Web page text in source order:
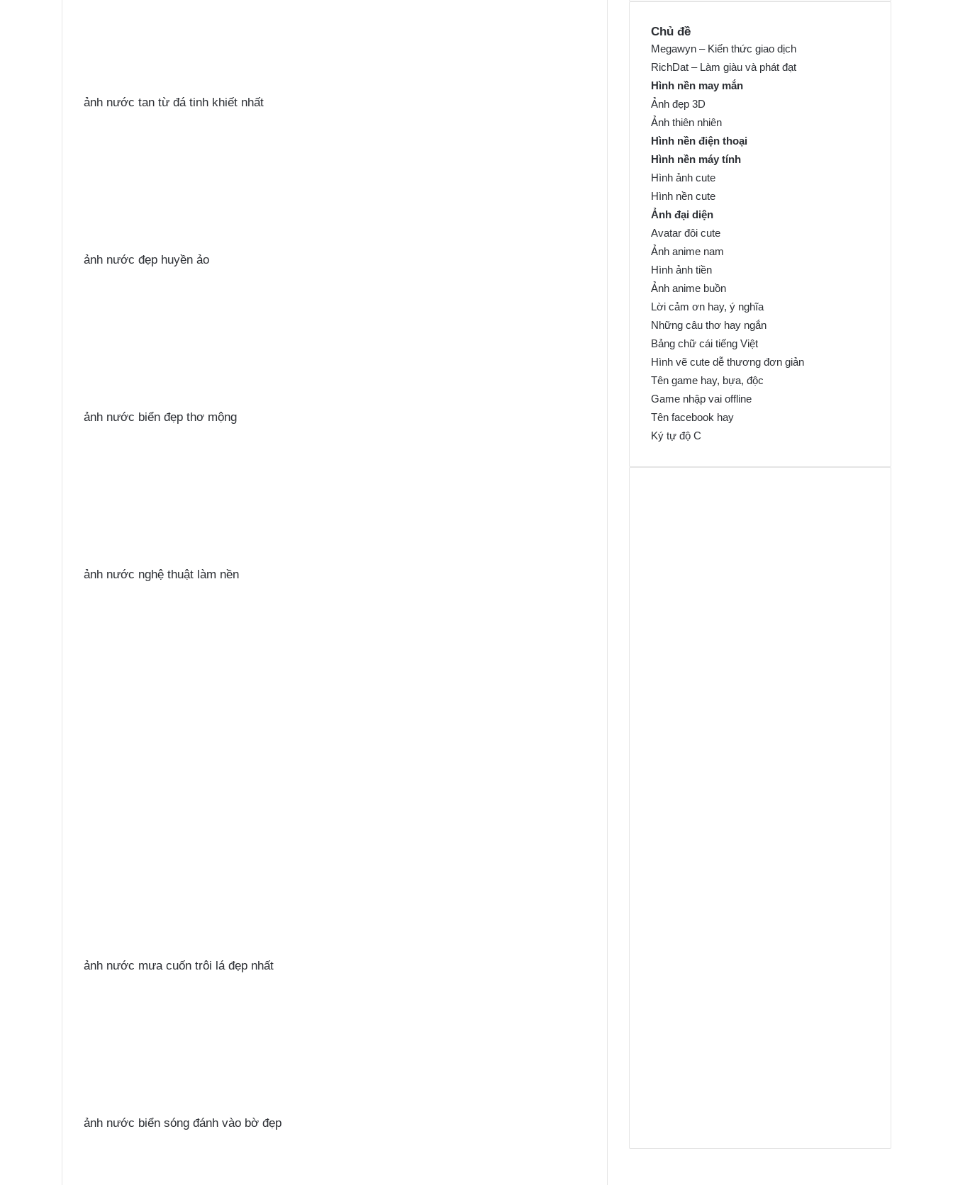
ảnh nước tan từ đá tinh khiết nhất
ảnh nước đẹp huyền ảo
ảnh nước biển đẹp thơ mộng
ảnh nước nghệ thuật làm nền
ảnh nước mưa cuốn trôi lá đẹp nhất
ảnh nước biển sóng đánh vào bờ đẹp
Chủ đề
Megawyn – Kiến thức giao dịch
RichDat – Làm giàu và phát đạt
Hình nền may mắn
Ảnh đẹp 3D
Ảnh thiên nhiên
Hình nền điện thoại
Hình nền máy tính
Hình ảnh cute
Hình nền cute
Ảnh đại diện
Avatar đôi cute
Ảnh anime nam
Hình ảnh tiền
Ảnh anime buồn
Lời cảm ơn hay, ý nghĩa
Những câu thơ hay ngắn
Bảng chữ cái tiếng Việt
Hình vẽ cute dễ thương đơn giản
Tên game hay, bựa, độc
Game nhập vai offline
Tên facebook hay
Ký tự độ C